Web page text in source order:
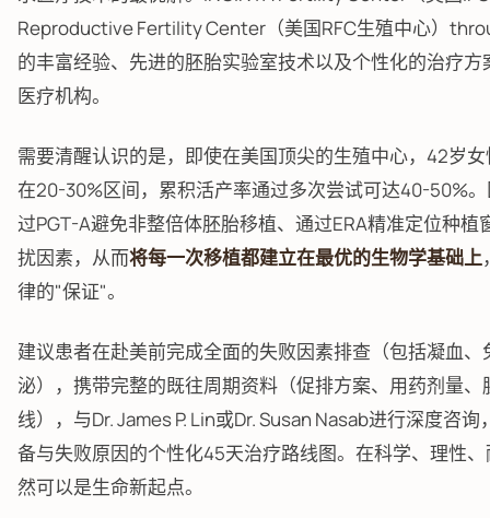
Reproductive Fertility Center（美国RFC生殖中心）
的丰富经验、先进的胚胎实验室技术以及个性化的治疗
医疗机构。
需要清醒认识的是，即使在美国顶尖的生殖中心，42岁
在20-30%区间，累积活产率通过多次尝试可达40-50%
过PGT-A避免非整倍体胚胎移植、通过ERA精准定位种植
扰因素，从而将每一次移植都建立在最优的生物学基础上
律的"保证"。
建议患者在赴美前完成全面的失败因素排查（包括凝血
泌），携带完整的既往周期资料（促排方案、用药剂量
线），与Dr. James P. Lin或Dr. Susan Nasab进行深度咨
备与失败原因的个性化45天治疗路线图。在科学、理性
然可以是生命新起点。